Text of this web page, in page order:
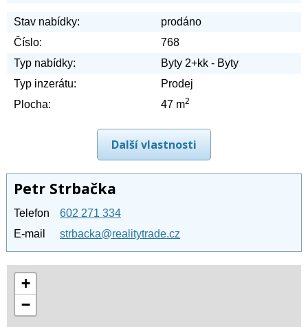
Stav nabídky:
prodáno
Číslo:
768
Typ nabídky:
Byty 2+kk - Byty
Typ inzerátu:
Prodej
Plocha:
47 m2
Další vlastnosti
Petr Strbačka
Telefon
602 271 334
E-mail
strbacka@realitytrade.cz
+
−